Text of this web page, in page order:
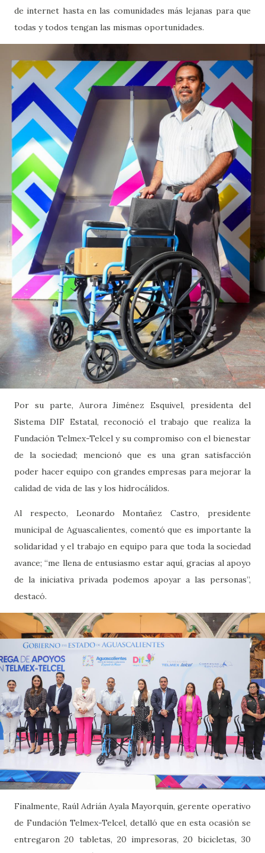
de internet hasta en las comunidades más lejanas para que
todas y todos tengan las mismas oportunidades.
Por su parte, Aurora Jiménez Esquivel, presidenta del
Sistema DIF Estatal, reconoció el trabajo que realiza la
Fundación Telmex-Telcel y su compromiso con el bienestar
de la sociedad; mencionó que es una gran satisfacción
poder hacer equipo con grandes empresas para mejorar la
calidad de vida de las y los hidrocálidos.
Al respecto, Leonardo Montañez Castro, presidente
municipal de Aguascalientes, comentó que es importante la
solidaridad y el trabajo en equipo para que toda la sociedad
avance; “me llena de entusiasmo estar aquí, gracias al apoyo
de la iniciativa privada podemos apoyar a las personas”,
destacó.
Finalmente, Raúl Adrián Ayala Mayorquín, gerente operativo
de Fundación Telmex-Telcel, detalló que en esta ocasión se
entregaron 20 tabletas, 20 impresoras, 20 bicicletas, 30